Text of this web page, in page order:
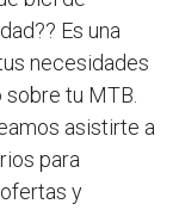
Es una
necesidades
tu MTB.
asistirte a
para
y